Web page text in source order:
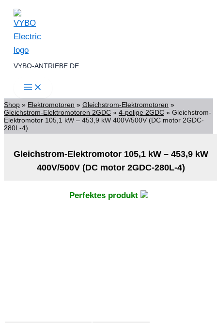
Zum
Inhalt
springen
VYBO-ANTRIEBE.DE
Shop » Elektromotoren » Gleichstrom-Elektromotoren »
Gleichstrom-Elektromotoren 2GDC » 4-polige 2GDC » Gleichstrom-
Elektromotor 105,1 kW – 453,9 kW 400V/500V (DC motor 2GDC-
280L-4)
Gleichstrom-Elektromotor 105,1 kW – 453,9 kW
400V/500V (DC motor 2GDC-280L-4)
Perfektes produkt